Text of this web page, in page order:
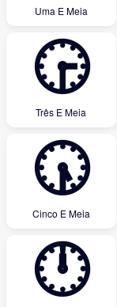
Uma E Meia
🕞
Três E Meia
🕠
Cinco E Meia
🕛